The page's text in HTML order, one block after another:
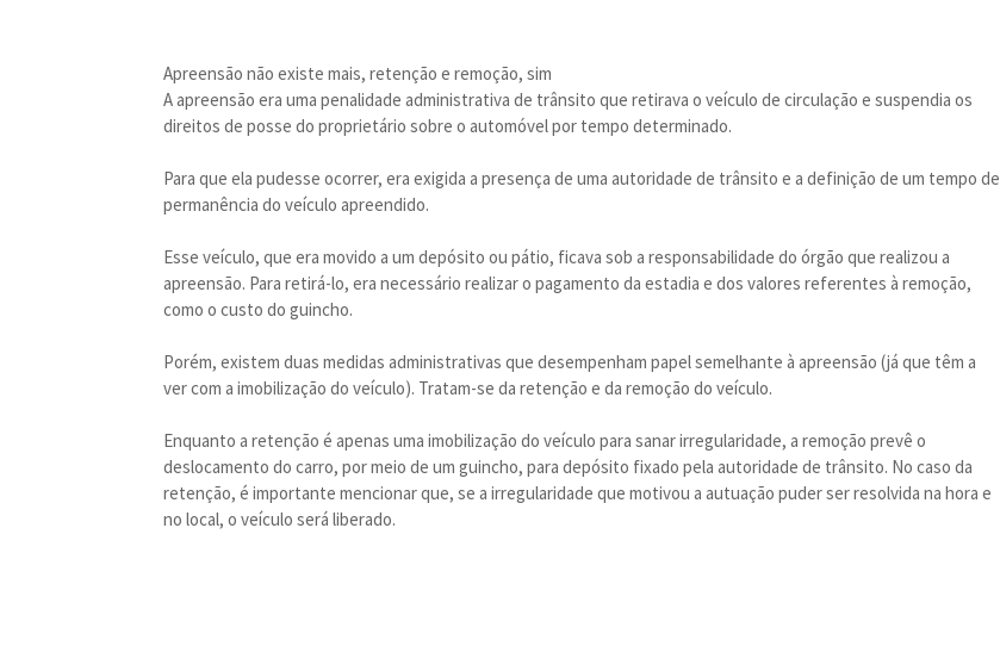
Apreensão não existe mais, retenção e remoção, sim
A apreensão era uma penalidade administrativa de trânsito que retirava o veículo de circulação e suspendia os
direitos de posse do proprietário sobre o automóvel por tempo determinado.
Para que ela pudesse ocorrer, era exigida a presença de uma autoridade de trânsito e a definição de um tempo de
permanência do veículo apreendido.
Esse veículo, que era movido a um depósito ou pátio, ficava sob a responsabilidade do órgão que realizou a
apreensão. Para retirá-lo, era necessário realizar o pagamento da estadia e dos valores referentes à remoção,
como o custo do guincho.
Porém, existem duas medidas administrativas que desempenham papel semelhante à apreensão (já que têm a
ver com a imobilização do veículo). Tratam-se da retenção e da remoção do veículo.
Enquanto a retenção é apenas uma imobilização do veículo para sanar irregularidade, a remoção prevê o
deslocamento do carro, por meio de um guincho, para depósito fixado pela autoridade de trânsito. No caso da
retenção, é importante mencionar que, se a irregularidade que motivou a autuação puder ser resolvida na hora e
no local, o veículo será liberado.